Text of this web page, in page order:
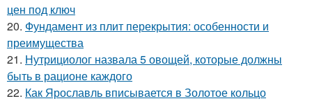
цен под ключ
20. Фундамент из плит перекрытия: особенности и
преимущества
21. Нутрициолог назвала 5 овощей, которые должны
быть в рационе каждого
22. Как Ярославль вписывается в Золотое кольцо